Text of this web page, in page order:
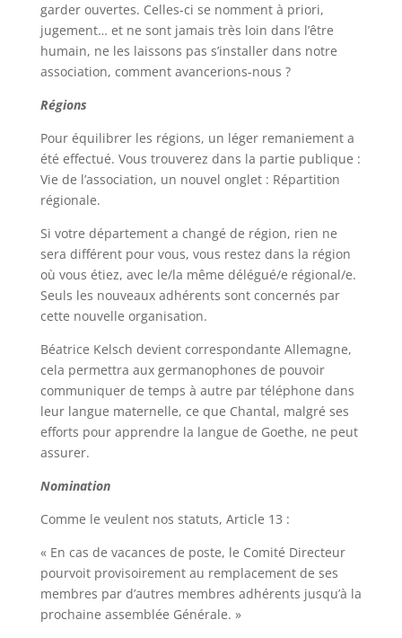
garder ouvertes. Celles-ci se nomment à priori,
jugement… et ne sont jamais très loin dans l’être
humain, ne les laissons pas s’installer dans notre
association, comment avancerions-nous ?
Régions
Pour équilibrer les régions, un léger remaniement a
été effectué. Vous trouverez dans la partie publique :
Vie de l’association, un nouvel onglet : Répartition
régionale.
Si votre département a changé de région, rien ne
sera différent pour vous, vous restez dans la région
où vous étiez, avec le/la même délégué/e régional/e.
Seuls les nouveaux adhérents sont concernés par
cette nouvelle organisation.
Béatrice Kelsch devient correspondante Allemagne,
cela permettra aux germanophones de pouvoir
communiquer de temps à autre par téléphone dans
leur langue maternelle, ce que Chantal, malgré ses
efforts pour apprendre la langue de Goethe, ne peut
assurer.
Nomination
Comme le veulent nos statuts, Article 13 :
« En cas de vacances de poste, le Comité Directeur
pourvoit provisoirement au remplacement de ses
membres par d’autres membres adhérents jusqu’à la
prochaine assemblée Générale. »